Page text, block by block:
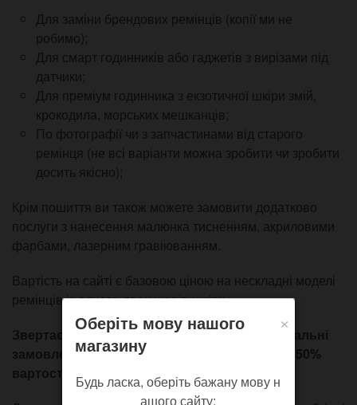
Для заміни брендових ремінців (копії ми не
робимо);
Для смарт годинників або гаджетів з вирізами під
датчики;
Для преміум годинника з екзотичної шкіри змій,
крокодила, морських мешканців;
По фотографії чи з запчастинами від старого
ремінця (не всі варіанти можна зробити чи зробити
досить якісно);
Крім пошиття ви також можете замовити додатково
послуги з нанесення малюнка тисненням, акриловими
фарбами, лазерним гравіюванням.
Вартість на сайті є базовою ціною на нескладні моделі
ремінців із одного-двох шарів шкіри.
Звертаємо вашу увагу на те, що всі індивідуальні
замовлення виконуються за передоплатою 50%
вартості виробу.
×
Оберіть мову нашого
магазину
Будь ласка, оберіть бажану мову н
ашого сайту: